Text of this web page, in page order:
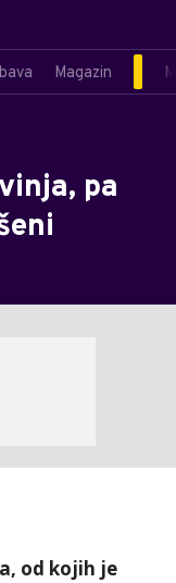
Magazin
pa
od kojih je